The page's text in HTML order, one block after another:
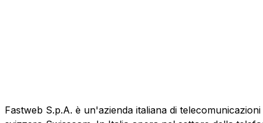
Fastweb S.p.A. è un'azienda italiana di